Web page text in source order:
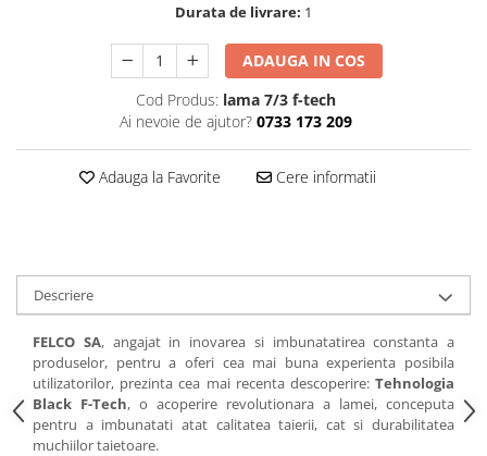
Durata de livrare: 1
ADAUGA IN COS
Cod Produs: lama 7/3 f-tech
Ai nevoie de ajutor? 0733 173 209
Adauga la Favorite Cere informatii
Descriere
FELCO SA, angajat in inovarea si imbunatatirea constanta a
produselor, pentru a oferi cea mai buna experienta posibila
utilizatorilor, prezinta cea mai recenta descoperire: Tehnologia
Black F-Tech, o acoperire revolutionara a lamei, conceputa
pentru a imbunatati atat calitatea taierii, cat si durabilitatea
muchiilor taietoare.